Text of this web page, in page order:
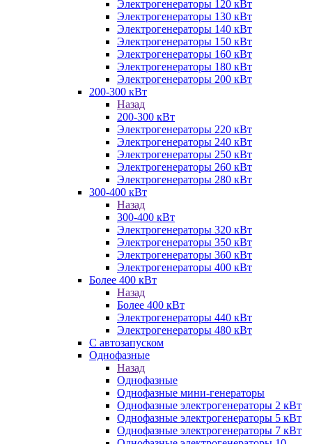
Электрогенераторы 120 кВт
Электрогенераторы 130 кВт
Электрогенераторы 140 кВт
Электрогенераторы 150 кВт
Электрогенераторы 160 кВт
Электрогенераторы 180 кВт
Электрогенераторы 200 кВт
200-300 кВт
Назад
200-300 кВт
Электрогенераторы 220 кВт
Электрогенераторы 240 кВт
Электрогенераторы 250 кВт
Электрогенераторы 260 кВт
Электрогенераторы 280 кВт
300-400 кВт
Назад
300-400 кВт
Электрогенераторы 320 кВт
Электрогенераторы 350 кВт
Электрогенераторы 360 кВт
Электрогенераторы 400 кВт
Более 400 кВт
Назад
Более 400 кВт
Электрогенераторы 440 кВт
Электрогенераторы 480 кВт
С автозапуском
Однофазные
Назад
Однофазные
Однофазные мини-генераторы
Однофазные электрогенераторы 2 кВт
Однофазные электрогенераторы 5 кВт
Однофазные электрогенераторы 7 кВт